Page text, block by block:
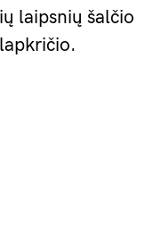
laipsnių šalčio